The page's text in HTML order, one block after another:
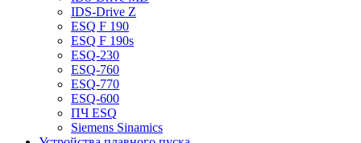
IDS-Drive Z
ESQ F 190
ESQ F 190s
ESQ-230
ESQ-760
ESQ-770
ESQ-600
ПЧ ESQ
Siemens Sinamics